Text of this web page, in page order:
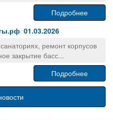
Подробнее
01.03.2026
ремонт корпусов
закрытие басс...
Подробнее